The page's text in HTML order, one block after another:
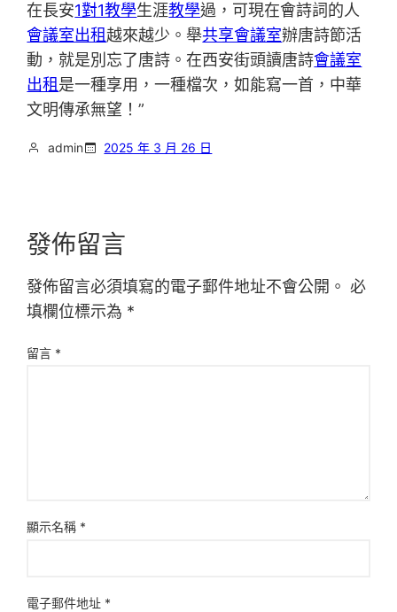
在長安1對1教學生涯教學過，可現在會詩詞的人
會議室出租越來越少。舉共享會議室辦唐詩節活
動，就是別忘了唐詩。在西安街頭讀唐詩會議室
出租是一種享用，一種檔次，如能寫一首，中華
文明傳承無望！”
admin 2025 年 3 月 26 日
發佈留言
發佈留言必須填寫的電子郵件地址不會公開。 必
填欄位標示為 *
留言 *
顯示名稱 *
電子郵件地址 *